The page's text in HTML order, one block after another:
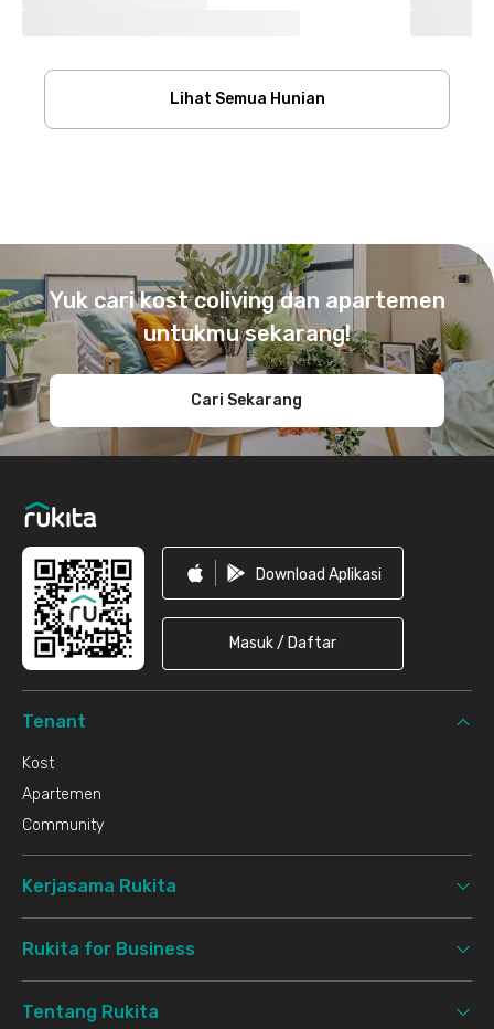
Lihat Semua Hunian
Yuk cari kost coliving dan apartemen
untukmu sekarang!
Cari Sekarang
Download Aplikasi
Masuk / Daftar
Tenant
Kost
Apartemen
Community
Kerjasama Rukita
Rukita for Business
Tentang Rukita